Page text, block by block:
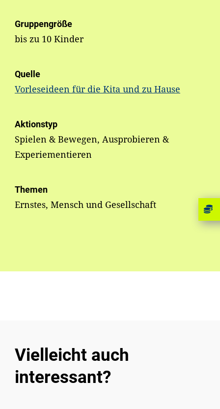
Gruppengröße
bis zu 10 Kinder
Quelle
Vorleseideen für die Kita und zu Hause
Aktionstyp
Spielen & Bewegen, Ausprobieren &
Experiementieren
Themen
Ernstes, Mensch und Gesellschaft
Vielleicht auch
interessant?